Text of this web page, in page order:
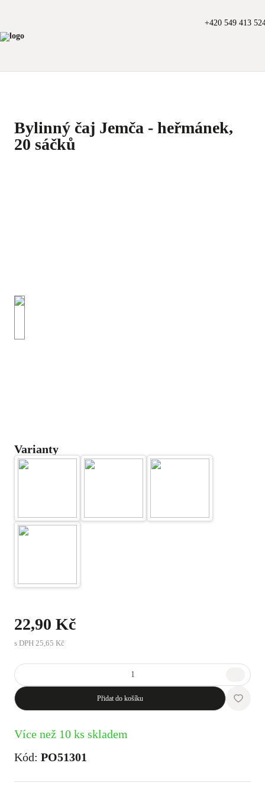
+420 549 413
Bylinný čaj Jemča - heřmánek,
20 sáčků
Varianty
22,90 Kč
s DPH 25,65 Kč
Přidat do košíku
Více než 10 ks skladem
Kód: PO51301